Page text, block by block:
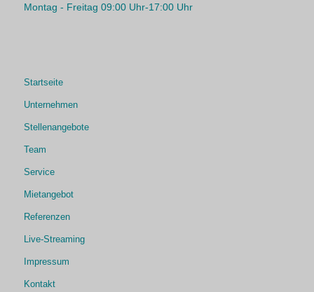
Montag - Freitag 09:00 Uhr-17:00 Uhr
Startseite
Unternehmen
Stellenangebote
Team
Service
Mietangebot
Referenzen
Live-Streaming
Impressum
Kontakt